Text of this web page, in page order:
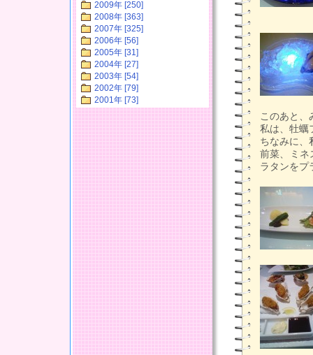
このあと、
私は、牡蠣
ちなみに、
前菜、ミネ
ラタンをプ
2009年 [250]
2008年 [363]
2007年 [325]
2006年 [56]
2005年 [31]
2004年 [27]
2003年 [54]
2002年 [79]
2001年 [73]